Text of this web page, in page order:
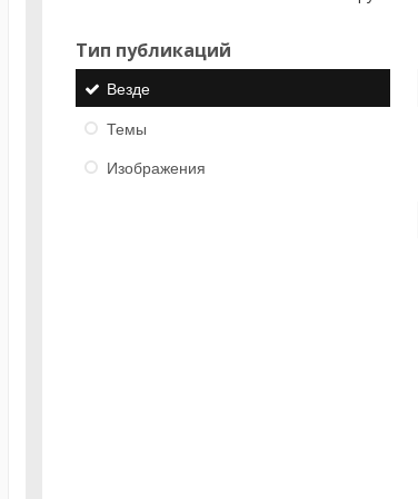
Тип публикаций
Везде
Темы
Изображения